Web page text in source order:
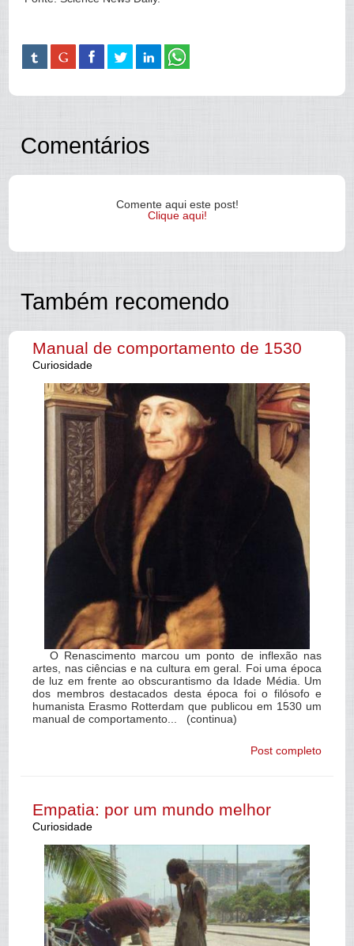
Comentários
Comente aqui este post!
Clique aqui!
Também recomendo
Manual de comportamento de 1530
Curiosidade
O Renascimento marcou um ponto de inflexão nas
artes, nas ciências e na cultura em geral. Foi uma época
de luz em frente ao obscurantismo da Idade Média. Um
dos membros destacados desta época foi o filósofo e
humanista Erasmo Rotterdam que publicou em 1530 um
manual de comportamento... (continua)
Post completo
Empatia: por um mundo melhor
Curiosidade